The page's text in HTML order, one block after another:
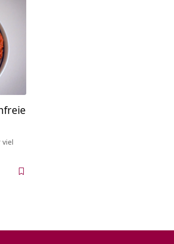
viel